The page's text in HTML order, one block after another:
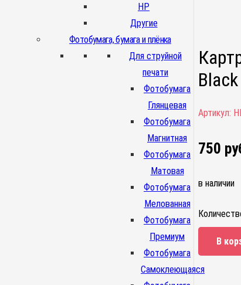
HP
Другие
Фотобумага, бумага и плёнка
Для струйной
печати
Фотобумага
Глянцевая
Фотобумага
Магнитная
Фотобумага
Матовая
Фотобумага
Мелованная
Фотобумага
Премиум
Фотобумага
Самоклеющаяся
Black
Артикул:
750
в наличии
В